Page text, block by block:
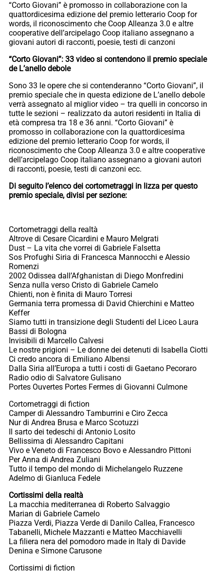
“Corto Giovani” è promosso in collaborazione con la
quattordicesima edizione del premio letterario Coop for
words, il riconoscimento che Coop Alleanza 3.0 e altre
cooperative dell’arcipelago Coop italiano assegnano a
giovani autori di racconti, poesie, testi di canzoni
“Corto Giovani”: 33 video si contendono il premio speciale
de L’anello debole
Sono 33 le opere che si contenderanno “Corto Giovani”, il
premio speciale che in questa edizione de L’anello debole
verrà assegnato al miglior video – tra quelli in concorso in
tutte le sezioni – realizzato da autori residenti in Italia di
età compresa tra 18 e 36 anni. “Corto Giovani” è
promosso in collaborazione con la quattordicesima
edizione del premio letterario Coop for words, il
riconoscimento che Coop Alleanza 3.0 e altre cooperative
dell’arcipelago Coop italiano assegnano a giovani autori
di racconti, poesie, testi di canzoni ecc.
Di seguito l’elenco dei cortometraggi in lizza per questo
premio speciale, divisi per sezione:
Cortometraggi della realtà
Altrove di Cesare Cicardini e Mauro Melgrati
Dust – La vita che vorrei di Gabriele Falsetta
Sos Profughi Siria di Francesca Mannocchi e Alessio
Romenzi
2002 Odissea dall’Afghanistan di Diego Monfredini
Senza nulla verso Cristo di Gabriele Camelo
Chienti, non è finita di Mauro Torresi
Germania terra promessa di David Chierchini e Matteo
Keffer
Siamo tutti in transizione degli Studenti del Liceo Laura
Bassi di Bologna
Invisibili di Marcello Calvesi
Le nostre prigioni – Le donne dei detenuti di Isabella Ciotti
Ci credo ancora di Emiliano Albensi
Dalla Siria all’Europa a tutti i costi di Gaetano Pecoraro
Radio odio di Salvatore Gulisano
Portes Ouvertes Portes Fermes di Giovanni Culmone
Cortometraggi di fiction
Camper di Alessandro Tamburrini e Ciro Zecca
Nur di Andrea Brusa e Marco Scotuzzi
Il sarto dei tedeschi di Antonio Losito
Bellissima di Alessandro Capitani
Vivo e Veneto di Francesco Bovo e Alessandro Pittoni
Per Anna di Andrea Zuliani
Tutto il tempo del mondo di Michelangelo Ruzzene
Adelmo di Gianluca Fedele
Cortissimi della realtà
La macchia mediterranea di Roberto Salvaggio
Marian di Gabriele Camelo
Piazza Verdi, Piazza Verde di Danilo Callea, Francesco
Tabanelli, Michele Mazzanti e Matteo Macchiavelli
La filiera nera del pomodoro made in Italy di Davide
Denina e Simone Carusone
Cortissimi di fiction